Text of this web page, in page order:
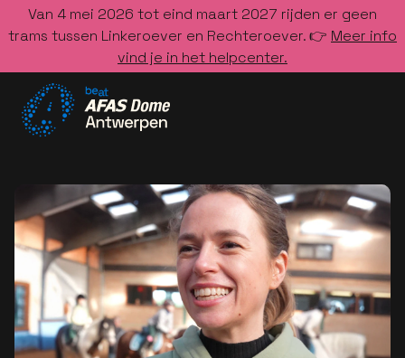
Van 4 mei 2026 tot eind maart 2027 rijden er geen
trams tussen Linkeroever en Rechteroever. 👉 Meer info
vind je in het helpcenter.